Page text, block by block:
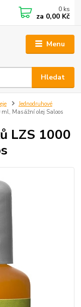
Menu
Hledat
0 ks
za 0,00 Kč
Jednodruhové
Masážní olej Saloos
LZS 1000